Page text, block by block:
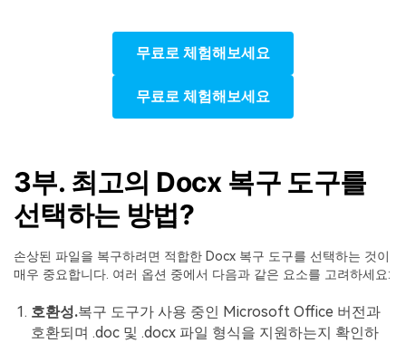
무료로 체험해보세요
무료로 체험해보세요
3부. 최고의 Docx 복구 도구를
선택하는 방법?
손상된 파일을 복구하려면 적합한 Docx 복구 도구를 선택하는 것이
매우 중요합니다. 여러 옵션 중에서 다음과 같은 요소를 고려하세요:
호환성.복구 도구가 사용 중인 Microsoft Office 버전과
호환되며 .doc 및 .docx 파일 형식을 지원하는지 확인하